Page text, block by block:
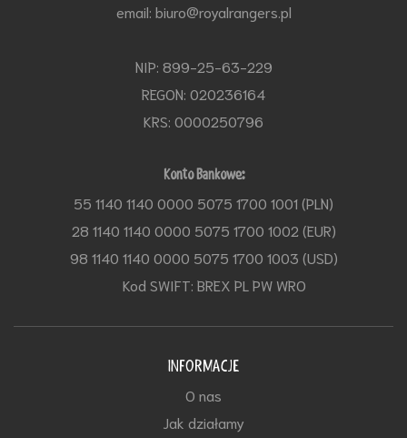
email: biuro@royalrangers.pl
NIP: 899-25-63-229
REGON: 020236164
KRS: 0000250796
Konto Bankowe:
55 1140 1140 0000 5075 1700 1001 (PLN)
28 1140 1140 0000 5075 1700 1002 (EUR)
98 1140 1140 0000 5075 1700 1003 (USD)
Kod SWIFT: BREX PL PW WRO
INFORMACJE
O nas
Jak działamy